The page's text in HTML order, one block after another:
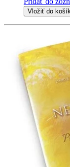
Vložiť do